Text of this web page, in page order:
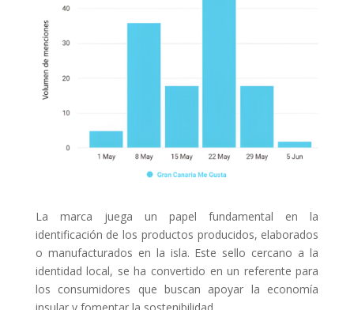
La marca juega un papel fundamental en la
identificación de los productos producidos, elaborados
o manufacturados en la isla. Este sello cercano a la
identidad local, se ha convertido en un referente para
los consumidores que buscan apoyar la economía
insular y fomentar la sostenibilidad.